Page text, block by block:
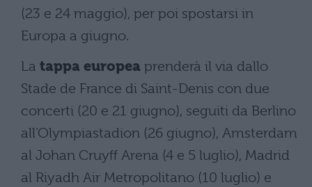
(23 e 24 maggio), per poi spostarsi in
Europa a giugno.
La tappa europea prenderà il via dallo
Stade de France di Saint-Denis con due
concerti (20 e 21 giugno), seguiti da Berlino
all’Olympiastadion (26 giugno), Amsterdam
al Johan Cruyff Arena (4 e 5 luglio), Madrid
al Riyadh Air Metropolitano (10 luglio) e